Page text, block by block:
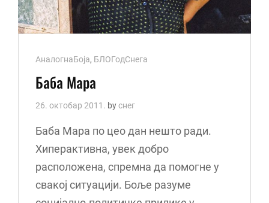
Cat
Links
АналогнаБоја, БЛОГодСнега
Баба Мара
26. октобар 2011. byснег
Баба Мара по цео дан нешто ради.
Хиперактивна, увек добро
расположена, спремна да помогне у
свакој ситуацији. Боље разуме